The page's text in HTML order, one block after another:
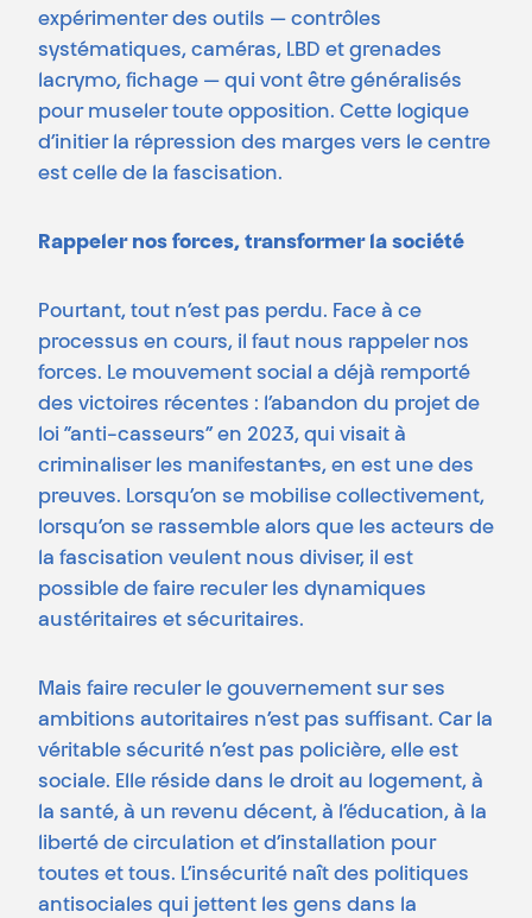
expérimenter des outils — contrôles
systématiques, caméras, LBD et grenades
lacrymo, fichage — qui vont être généralisés
pour museler toute opposition. Cette logique
d’initier la répression des marges vers le centre
est celle de la fascisation.
Rappeler nos forces, transformer la société
Pourtant, tout n’est pas perdu. Face à ce
processus en cours, il faut nous rappeler nos
forces. Le mouvement social a déjà remporté
des victoires récentes : l’abandon du projet de
loi “anti-casseurs” en 2023, qui visait à
criminaliser les manifestant·es, en est une des
preuves. Lorsqu’on se mobilise collectivement,
lorsqu’on se rassemble alors que les acteurs de
la fascisation veulent nous diviser, il est
possible de faire reculer les dynamiques
austéritaires et sécuritaires.
Mais faire reculer le gouvernement sur ses
ambitions autoritaires n’est pas suffisant. Car la
véritable sécurité n’est pas policière, elle est
sociale. Elle réside dans le droit au logement, à
la santé, à un revenu décent, à l’éducation, à la
liberté de circulation et d’installation pour
toutes et tous. L’insécurité naît des politiques
antisociales qui jettent les gens dans la